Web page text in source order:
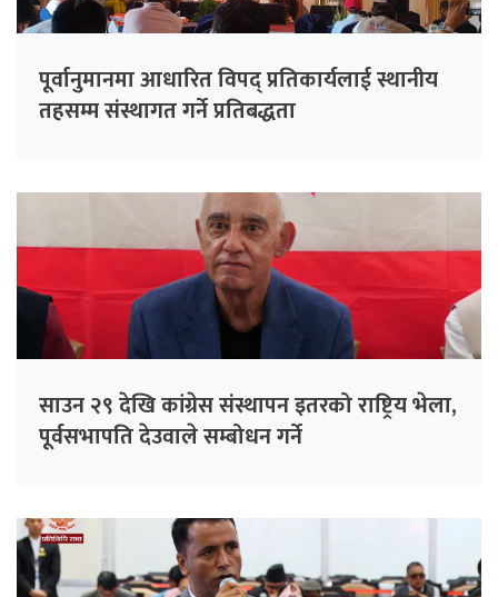
पूर्वानुमानमा आधारित विपद् प्रतिकार्यलाई स्थानीय
तहसम्म संस्थागत गर्ने प्रतिबद्धता
साउन २९ देखि कांग्रेस संस्थापन इतरको राष्ट्रिय भेला,
पूर्वसभापति देउवाले सम्बोधन गर्ने